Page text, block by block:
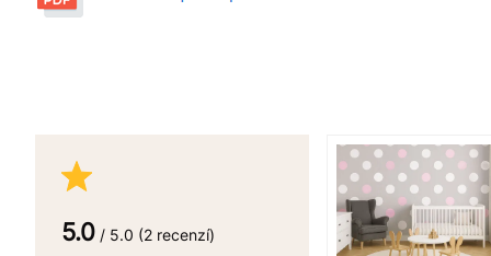
5.0 / 5.0 (2 recenzí)